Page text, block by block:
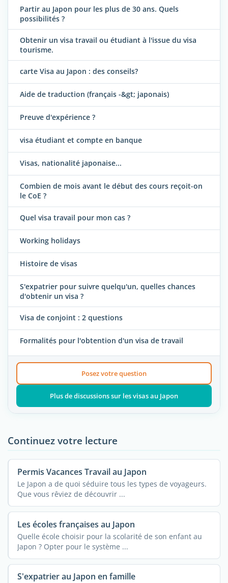
Partir au Japon pour les plus de 30 ans. Quels
possibilités ?
Obtenir un visa travail ou étudiant à l'issue du visa
tourisme.
carte Visa au Japon : des conseils?
Aide de traduction (français -&gt; japonais)
Preuve d'expérience ?
visa étudiant et compte en banque
Visas, nationalité japonaise...
Combien de mois avant le début des cours reçoit-on
le CoE ?
Quel visa travail pour mon cas ?
Working holidays
Histoire de visas
S'expatrier pour suivre quelqu'un, quelles chances
d'obtenir un visa ?
Visa de conjoint : 2 questions
Formalités pour l'obtention d'un visa de travail
Posez votre question
Plus de discussions sur les visas au Japon
Continuez votre lecture
Permis Vacances Travail au Japon
Le Japon a de quoi séduire tous les types de voyageurs.
Que vous rêviez de découvrir ...
Les écoles françaises au Japon
Quelle école choisir pour la scolarité de son enfant au
Japon ? Opter pour le système ...
S'expatrier au Japon en famille